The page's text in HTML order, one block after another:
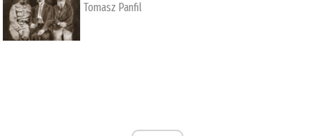
Tomasz Panfil